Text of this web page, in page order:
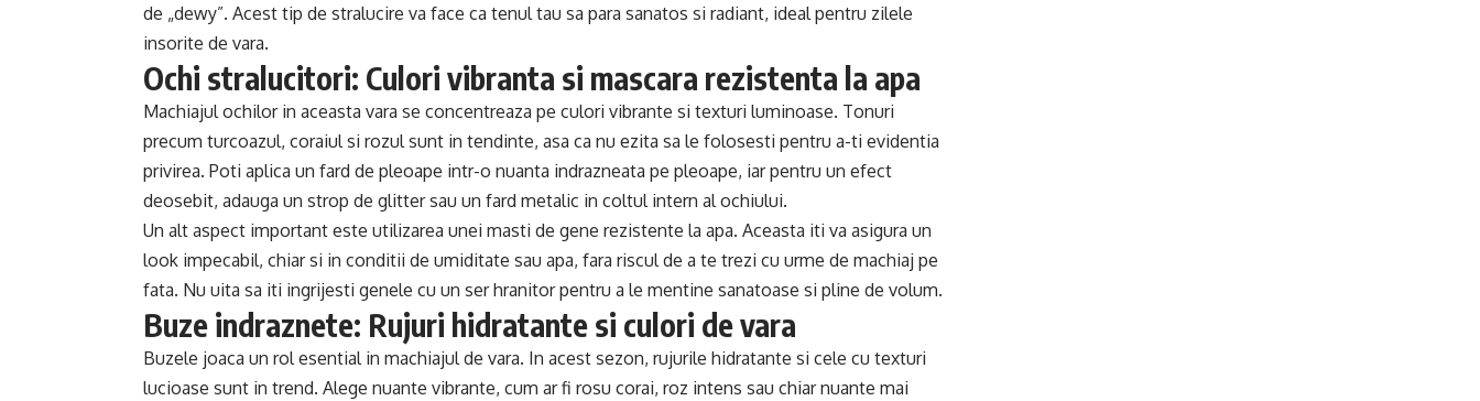
de „dewy”. Acest tip de stralucire va face ca tenul tau sa para sanatos si radiant, ideal pentru zilele
insorite de vara.
Ochi stralucitori: Culori vibranta si mascara rezistenta la apa
Machiajul ochilor in aceasta vara se concentreaza pe culori vibrante si texturi luminoase. Tonuri
precum turcoazul, coraiul si rozul sunt in tendinte, asa ca nu ezita sa le folosesti pentru a-ti evidentia
privirea. Poti aplica un fard de pleoape intr-o nuanta indrazneata pe pleoape, iar pentru un efect
deosebit, adauga un strop de glitter sau un fard metalic in coltul intern al ochiului.
Un alt aspect important este utilizarea unei masti de gene rezistente la apa. Aceasta iti va asigura un
look impecabil, chiar si in conditii de umiditate sau apa, fara riscul de a te trezi cu urme de machiaj pe
fata. Nu uita sa iti ingrijesti genele cu un ser hranitor pentru a le mentine sanatoase si pline de volum.
Buze indraznete: Rujuri hidratante si culori de vara
Buzele joaca un rol esential in machiajul de vara. In acest sezon, rujurile hidratante si cele cu texturi
lucioase sunt in trend. Alege nuante vibrante, cum ar fi rosu corai, roz intens sau chiar nuante mai